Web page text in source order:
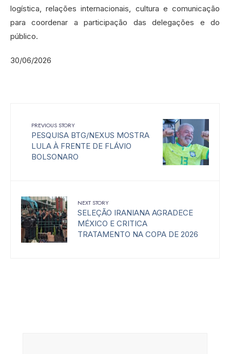
logística, relações internacionais, cultura e comunicação
para coordenar a participação das delegações e do
público.
30/06/2026
PREVIOUS STORY
PESQUISA BTG/NEXUS MOSTRA
LULA À FRENTE DE FLÁVIO
BOLSONARO
NEXT STORY
SELEÇÃO IRANIANA AGRADECE
MÉXICO E CRITICA
TRATAMENTO NA COPA DE 2026